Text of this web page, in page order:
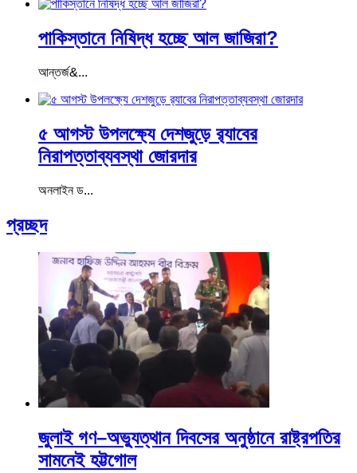
পাকিস্তানে নিষিদ্ধ হচ্ছে আল জাজিরা?
আন্তর্জ&...
৫ আগস্ট উপলক্ষ্যে দেশজুড়ে র‌্যাবের
নিরাপত্তাব্যবস্থা জোরদার
অনলাইন ড...
প্রচ্ছদ
জুলাই গণ–অভ্যুত্থান দিবসের অনুষ্ঠানে রাষ্ট্রপতির
সামনেই হট্টগোল